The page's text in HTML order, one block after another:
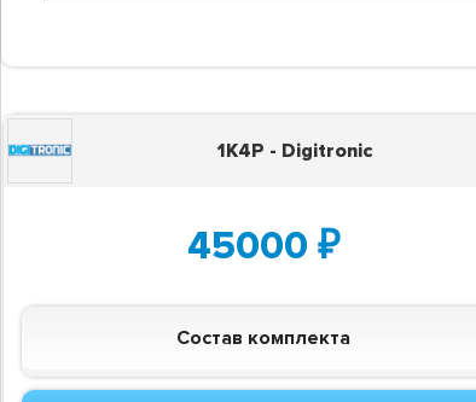
1K4P - Digitronic
45000 ₽
Состав комплекта